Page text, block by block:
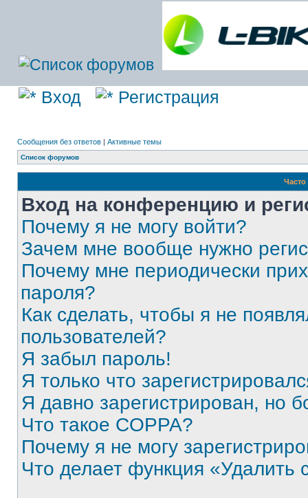
Вход Регистрация
Сообщения без ответов | Активные темы
Список форумов
Вход на конференцию и
Почему я не могу войти?
Зачем мне вообще нужно
Почему мне периодически
пароля?
Как сделать, чтобы я не
пользователей?
Я забыл пароль!
Я только что
Я давно зарегистрирован, но
Что такое COPPA?
Почему я не могу
Что делает функция «Удалить